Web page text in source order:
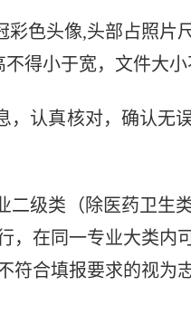
彩色头像,头部占照片
得小于宽，文件大小
，认真核对，确认无
二级类（除医药卫生
，在同一专业大类内
符合填报要求的视为